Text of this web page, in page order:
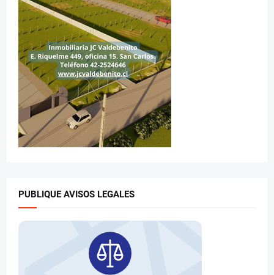
PUBLIQUE AVISOS LEGALES